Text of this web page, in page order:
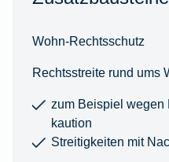
Wohn-Rechtsschutz
Rechtsstreite rund ums
zum Beispiel wegen
kaution
Streitigkeiten mit